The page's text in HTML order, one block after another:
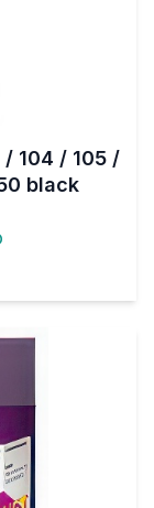
/ 104 / 105 /
black